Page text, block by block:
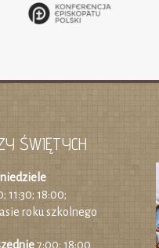
ŚWIĘTYCH
niedziele
11:30; 18:00;
roku szkolnego
7:00; 18:00